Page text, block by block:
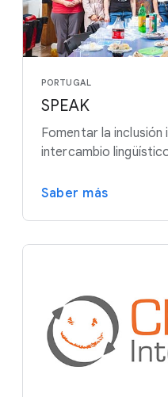
PORTUGAL
SPEAK
Fomentar la
intercambio
Saber más